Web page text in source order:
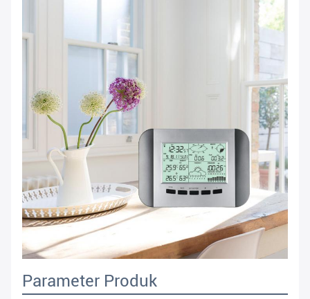
Parameter Produk